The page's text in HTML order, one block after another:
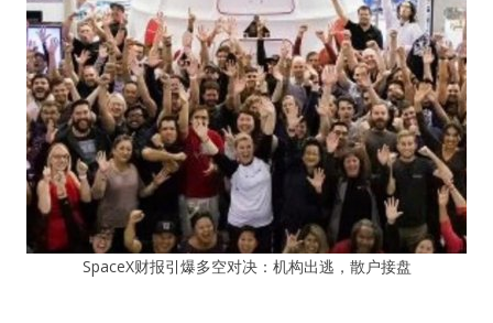
SpaceX财报引爆多空对决：机构出逃，散户接盘